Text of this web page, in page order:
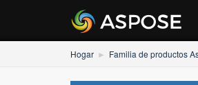
Hogar Familia de productos